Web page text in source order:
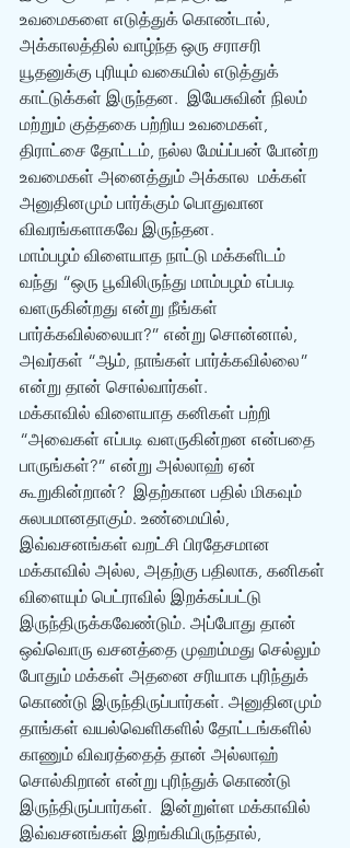
உவமைகளை எடுத்துக் கொண்டால்,
அக்காலத்தில் வாழ்ந்த ஒரு சராசரி
யூதனுக்கு புரியும் வகையில் எடுத்துக்
காட்டுக்கள் இருந்தன.  இயேசுவின் நிலம்
மற்றும் குத்தகை பற்றிய உவமைகள்,
திராட்சை தோட்டம், நல்ல மேய்ப்பன் போன்ற
உவமைகள் அனைத்தும் அக்கால  மக்கள்
அனுதினமும் பார்க்கும் பொதுவான
விவரங்களாகவே இருந்தன.
மாம்பழம் விளையாத நாட்டு மக்களிடம்
வந்து “ஒரு பூவிலிருந்து மாம்பழம் எப்படி
வளருகின்றது என்று நீங்கள்
பார்க்கவில்லையா?” என்று சொன்னால்,
அவர்கள் “ஆம், நாங்கள் பார்க்கவில்லை”
என்று தான் சொல்வார்கள்.
மக்காவில் விளையாத கனிகள் பற்றி
“அவைகள் எப்படி வளருகின்றன என்பதை
பாருங்கள்?” என்று அல்லாஹ் ஏன்
கூறுகின்றான்?  இதற்கான பதில் மிகவும்
சுலபமானதாகும். உண்மையில்,
இவ்வசனங்கள் வறட்சி பிரதேசமான
மக்காவில் அல்ல, அதற்கு பதிலாக, கனிகள்
விளையும் பெட்ராவில் இறக்கப்பட்டு
இருந்திருக்கவேண்டும். அப்போது தான்
ஒவ்வொரு வசனத்தை முஹம்மது செல்லும்
போதும் மக்கள் அதனை சரியாக புரிந்துக்
கொண்டு இருந்திருப்பார்கள். அனுதினமும்
தாங்கள் வயல்வெளிகளில் தோட்டங்களில்
காணும் விவரத்தைத் தான் அல்லாஹ்
சொல்கிறான் என்று புரிந்துக் கொண்டு
இருந்திருப்பார்கள்.  இன்றுள்ள மக்காவில்
இவ்வசனங்கள் இறங்கியிருந்தால்,